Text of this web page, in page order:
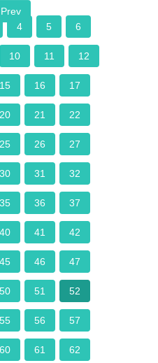
4 5 6
10 11 12
15 16 17
20 21 22
25 26 27
30 31 32
35 36 37
40 41 42
45 46 47
50 51 52
55 56 57
60 61 62